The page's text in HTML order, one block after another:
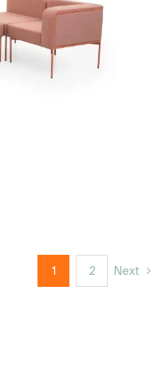
1 2 Next